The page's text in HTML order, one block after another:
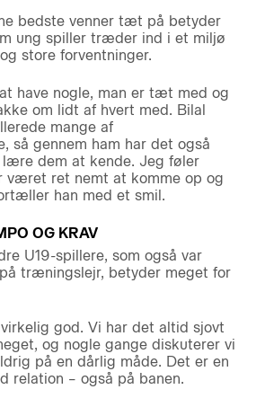
bedste venner tæt på betyder
ung spiller træder ind i et miljø
store forventninger.
have nogle, man er tæt med og
om lidt af hvert med. Bilal
mange af
så gennem ham har det også
dem at kende. Jeg føler
været ret nemt at komme op og
han med et smil.
OG KRAV
U19-spillere, som også var
træningslejr, betyder meget for
god. Vi har det altid sjovt
og nogle gange diskuterer vi
på en dårlig måde. Det er en
relation – også på banen.